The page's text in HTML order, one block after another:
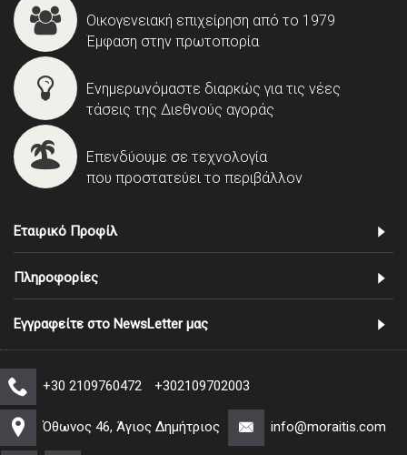
Οικογενειακή επιχείρηση από το 1979
Έμφαση στην πρωτοπορία
Ενημερωνόμαστε διαρκώς για τις νέες
τάσεις της Διεθνούς αγοράς
Επενδύουμε σε τεχνολογία
που προστατεύει το περιβάλλον
Εταιρικό Προφίλ
Πληροφορίες
Εγγραφείτε στο NewsLetter μας
+30 2109760472 +302109702003
Όθωνος 46, Άγιος Δημήτριος info@moraitis.com